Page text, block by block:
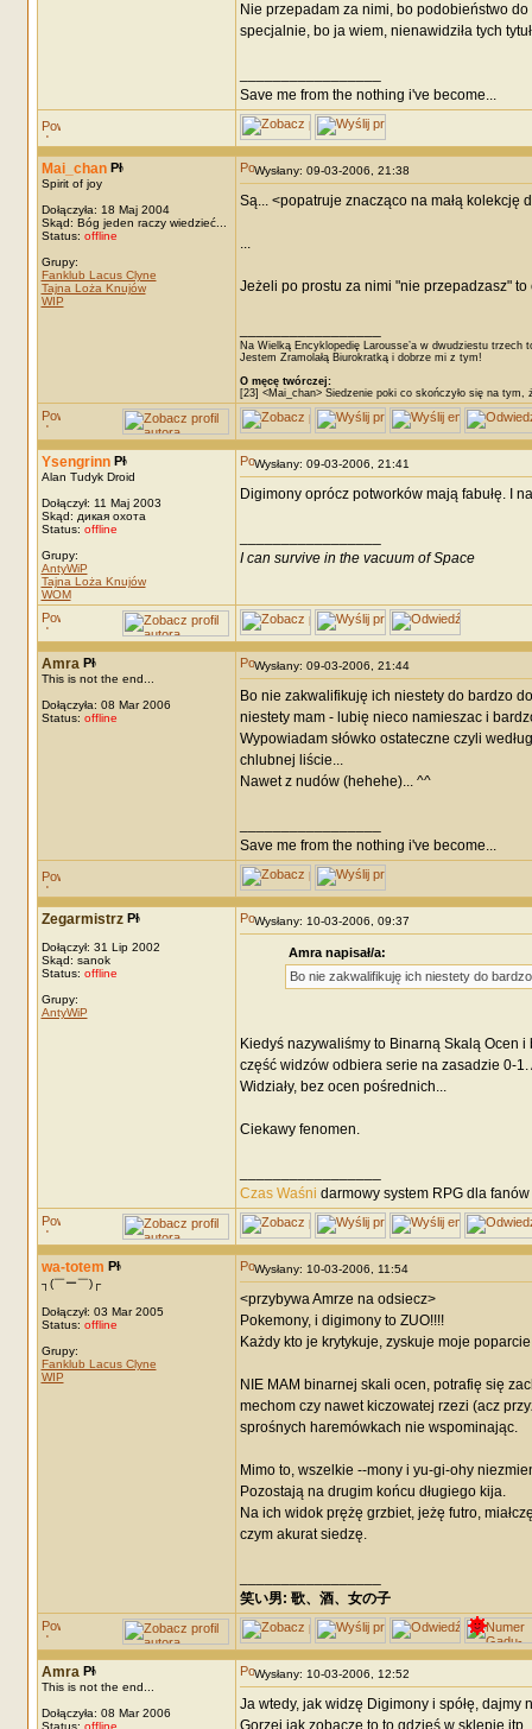
Nie przepadam za nimi, bo podobieństwo
specjalnie, bo ja wiem, nienawidziła tych
Save me from the nothing i've become...
Mai_chan
Spirit of joy
Dołączyła: 18 Maj 2004
Skąd: Bóg jeden raczy wiedzieć...
Status: offline
Grupy:
Fanklub Lacus Clyne
Tajna Loża Knujów
WIP
Wysłany: 09-03-2006, 21:38
Są... <popatruje znacząco na małą kolekcję
...
Jeżeli po prostu za nimi "nie przepadzasz"
Na Wielką Encyklopedię Larousse’a w dwudziestu trzech
Jestem Zramolałą Biurokratką i dobrze mi z tym!
O męcę twórczej:
[23] <Mai_chan> Siedzenie poki co skończyło się na
Ysengrinn
Alan Tudyk Droid
Dołączył: 11 Maj 2003
Skąd: дикая охота
Status: offline
Grupy:
AntyWiP
Tajna Loża Knujów
WOM
Wysłany: 09-03-2006, 21:41
Digimony oprócz potworków mają fabułę. I
I can survive in the vacuum of Space
Amra
This is not the end...
Dołączyła: 08 Mar 2006
Status: offline
Wysłany: 09-03-2006, 21:44
Bo nie zakwalifikuję ich niestety do bardzo
niestety mam - lubię nieco namieszac i
Wypowiadam słówko ostateczne czyli
chlubnej liście...
Nawet z nudów (hehehe)... ^^
Save me from the nothing i've become...
Zegarmistrz
Dołączył: 31 Lip 2002
Skąd: sanok
Status: offline
Grupy:
AntyWiP
Wysłany: 10-03-2006, 09:37
Amra napisał/a:
Bo nie zakwalifikuję ich niestety do
Kiedyś nazywaliśmy to Binarną Skalą Ocen
część widzów odbiera serie na zasadzie 0-
Widziały, bez ocen pośrednich...
Ciekawy fenomen.
Czas Waśni darmowy system RPG dla
wa-totem
┐(￣ー￣)┌
Dołączył: 03 Mar 2005
Status: offline
Grupy:
Fanklub Lacus Clyne
WIP
Wysłany: 10-03-2006, 11:54
<przybywa Amrze na odsiecz>
Pokemony, i digimony to ZUO!!!!
Każdy kto je krytykuje, zyskuje moje
NIE MAM binarnej skali ocen, potrafię się
mechom czy nawet kiczowatej rzezi (acz
sprośnych haremówkach nie wspominając.
Mimo to, wszelkie --mony i yu-gi-ohy
Pozostają na drugim końcu długiego kija.
Na ich widok prężę grzbiet, jeżę futro,
czym akurat siedzę.
笑い男: 歌、酒、女の子 DRM:
Amra
This is not the end...
Dołączyła: 08 Mar 2006
Status: offline
Wysłany: 10-03-2006, 12:52
Ja wtedy, jak widzę Digimony i spółę, dajmy
Gorzej jak zobaczę to to gdzieś w sklepie itp.